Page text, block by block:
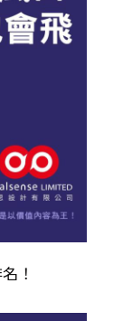
！